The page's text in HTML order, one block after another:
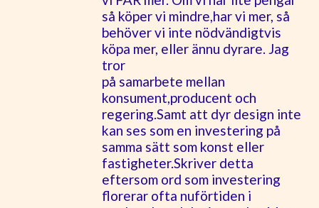
så köper vi mindre,har vi mer, så
behöver vi inte nödvändigtvis
köpa mer, eller ännu dyrare. Jag
tror
på samarbete mellan
konsument,producent och
regering.Samt att dyr design inte
kan ses som en investering på
samma sätt som konst eller
fastigheter.Skriver detta
eftersom ord som investering
florerar ofta nuförtiden i